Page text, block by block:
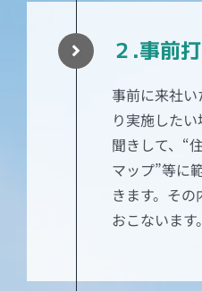
２.事前
事前に来社
り実施した
聞きして、“
マップ”等に
きます。そ
おこないます。